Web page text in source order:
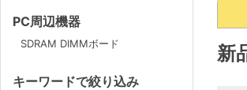
新
PC周辺機器
SDRAM DIMMボード
キーワードで絞り込み